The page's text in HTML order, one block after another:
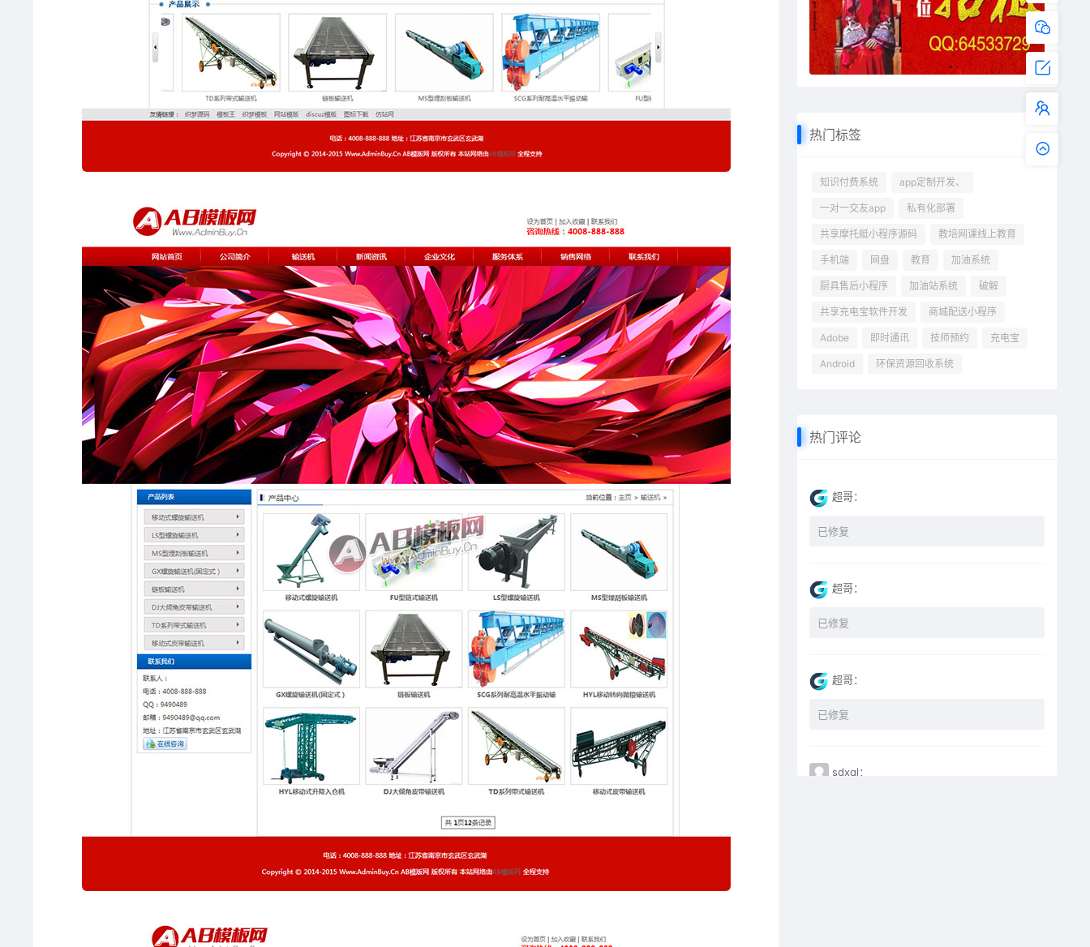
热门标签
知识付费系统 app定制开发、
一对一交友app 私有化部署
共享摩托艇小程序源码 教培网课线上教育
手机端 网盘 教育 加油系统
厨具售后小程序 加油站系统 破解
共享充电宝软件开发 商城配送小程序
Adobe 即时通讯 技师预约 充电宝
Android 环保资源回收系统
热门评论
超哥：
已修复
超哥：
已修复
超哥：
已修复
sdxql：